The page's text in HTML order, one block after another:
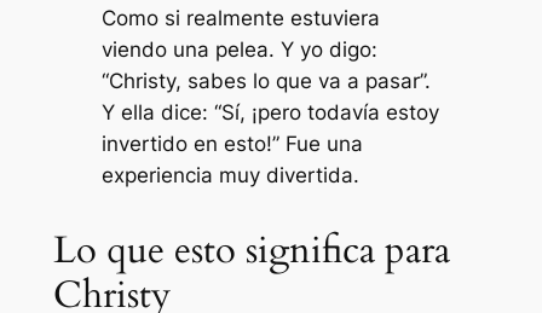
Como si realmente estuviera
viendo una pelea. Y yo digo:
“Christy, sabes lo que va a pasar”.
Y ella dice: “Sí, ¡pero todavía estoy
invertido en esto!” Fue una
experiencia muy divertida.
Lo que esto significa para
Christy